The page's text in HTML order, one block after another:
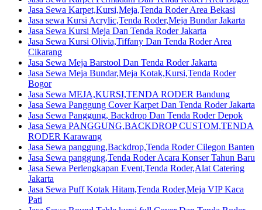
Jasa Sewa Karpet,Kursi,Meja,Tenda Roder Area Bekasi
Jasa sewa Kursi Acrylic,Tenda Roder,Meja Bundar Jakarta
Jasa Sewa Kursi Meja Dan Tenda Roder Jakarta
Jasa Sewa Kursi Olivia,Tiffany Dan Tenda Roder Area
Cikarang
Jasa Sewa Meja Barstool Dan Tenda Roder Jakarta
Jasa Sewa Meja Bundar,Meja Kotak,Kursi,Tenda Roder
Bogor
Jasa Sewa MEJA,KURSI,TENDA RODER Bandung
Jasa Sewa Panggung Cover Karpet Dan Tenda Roder Jakarta
Jasa Sewa Panggung, Backdrop Dan Tenda Roder Depok
Jasa Sewa PANGGUNG,BACKDROP CUSTOM,TENDA
RODER Karawang
Jasa Sewa panggung,Backdrop,Tenda Roder Cilegon Banten
Jasa Sewa panggung,Tenda Roder Acara Konser Tahun Baru
Jasa Sewa Perlengkapan Event,Tenda Roder,Alat Catering
Jakarta
Jasa Sewa Puff Kotak Hitam,Tenda Roder,Meja VIP Kaca
Pati